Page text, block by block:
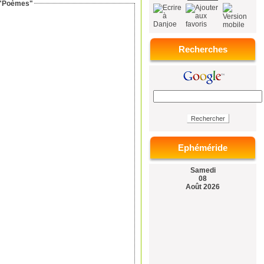
Recherches
Ephéméride
Samedi
08
Août 2026